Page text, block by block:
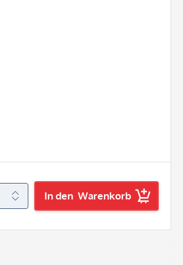
In den Warenkorb